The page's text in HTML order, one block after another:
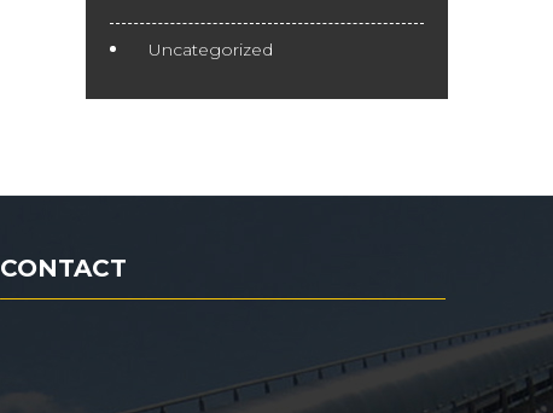
Uncategorized
CONTACT